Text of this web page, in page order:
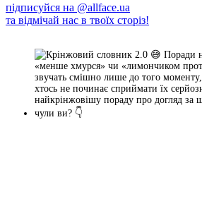
підписуйся на @allface.ua
та відмічай нас в твоїх сторіз!